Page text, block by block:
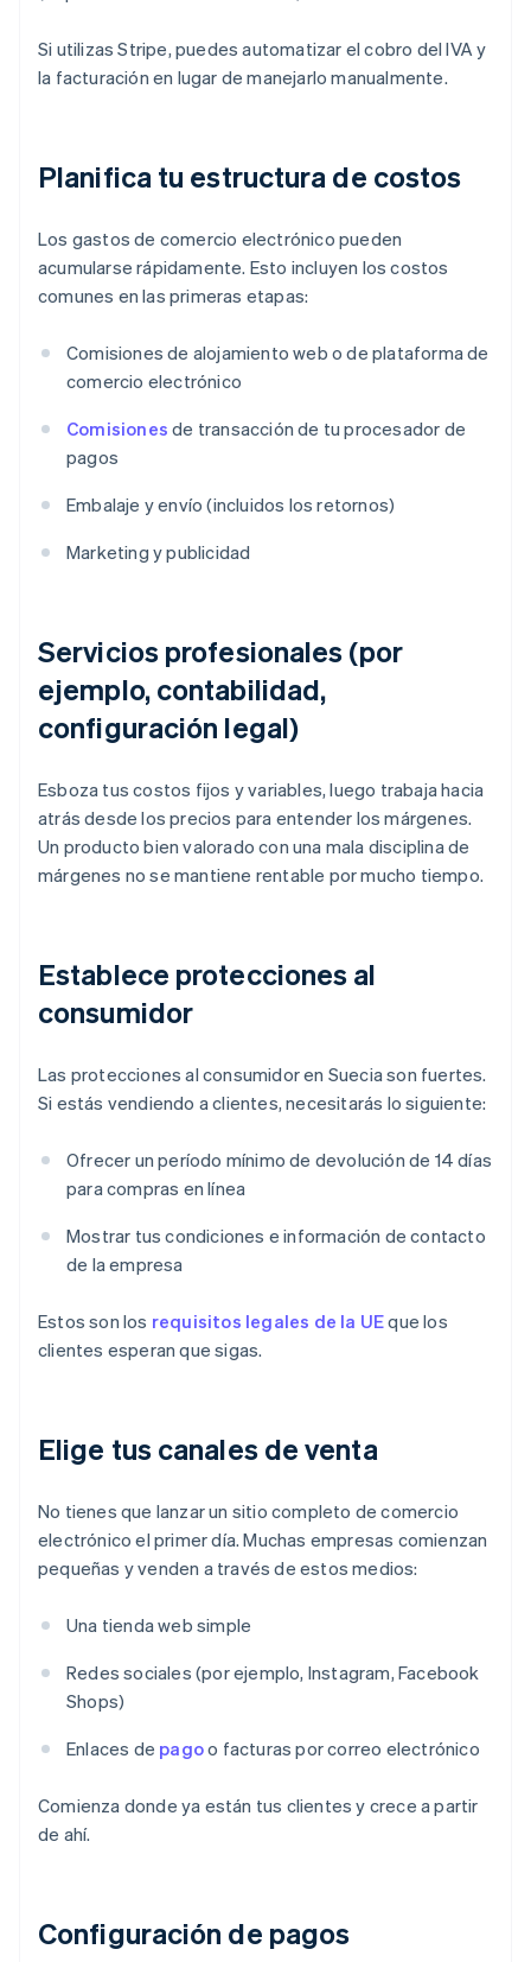
Si utilizas Stripe, puedes automatizar el cobro del IVA y
la facturación en lugar de manejarlo manualmente.
Planifica tu estructura de costos
Los gastos de comercio electrónico pueden
acumularse rápidamente. Esto incluyen los costos
comunes en las primeras etapas:
Comisiones de alojamiento web o de plataforma de
comercio electrónico
Comisiones de transacción de tu procesador de
pagos
Embalaje y envío (incluidos los retornos)
Marketing y publicidad
Servicios profesionales (por
ejemplo, contabilidad,
configuración legal)
Esboza tus costos fijos y variables, luego trabaja hacia
atrás desde los precios para entender los márgenes.
Un producto bien valorado con una mala disciplina de
márgenes no se mantiene rentable por mucho tiempo.
Establece protecciones al
consumidor
Las protecciones al consumidor en Suecia son fuertes.
Si estás vendiendo a clientes, necesitarás lo siguiente:
Ofrecer un período mínimo de devolución de 14 días
para compras en línea
Mostrar tus condiciones e información de contacto
de la empresa
Estos son los requisitos legales de la UEque los
clientes esperan que sigas.
Elige tus canales de venta
No tienes que lanzar un sitio completo de comercio
electrónico el primer día. Muchas empresas comienzan
pequeñas y venden a través de estos medios:
Una tienda web simple
Redes sociales (por ejemplo, Instagram, Facebook
Shops)
Enlaces de pagoo facturas por correo electrónico
Comienza donde ya están tus clientes y crece a partir
de ahí.
Configuración de pagos